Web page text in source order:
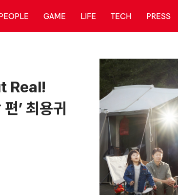
GAME LIFE TECH PRESS
Real!
’ 최용귀